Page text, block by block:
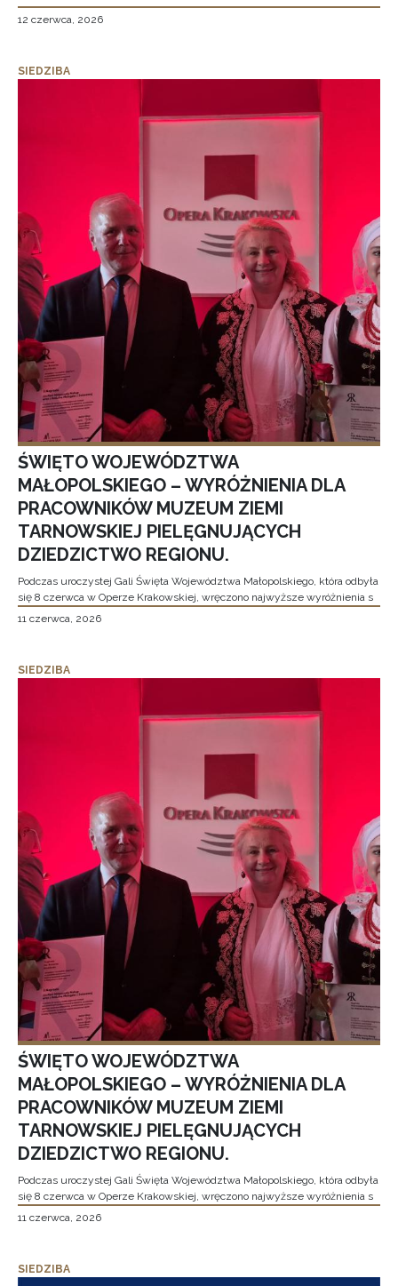
12 czerwca, 2026
SIEDZIBA
ŚWIĘTO WOJEWÓDZTWA
MAŁOPOLSKIEGO – WYRÓŻNIENIA DLA
PRACOWNIKÓW MUZEUM ZIEMI
TARNOWSKIEJ PIELĘGNUJĄCYCH
DZIEDZICTWO REGIONU.
Podczas uroczystej Gali Święta Województwa Małopolskiego, która odbyła
się 8 czerwca w Operze Krakowskiej, wręczono najwyższe wyróżnienia s
11 czerwca, 2026
SIEDZIBA
ŚWIĘTO WOJEWÓDZTWA
MAŁOPOLSKIEGO – WYRÓŻNIENIA DLA
PRACOWNIKÓW MUZEUM ZIEMI
TARNOWSKIEJ PIELĘGNUJĄCYCH
DZIEDZICTWO REGIONU.
Podczas uroczystej Gali Święta Województwa Małopolskiego, która odbyła
się 8 czerwca w Operze Krakowskiej, wręczono najwyższe wyróżnienia s
11 czerwca, 2026
SIEDZIBA